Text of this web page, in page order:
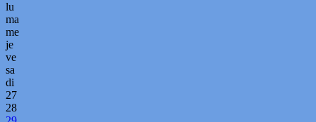
lu
ma
me
je
ve
sa
di
27
28